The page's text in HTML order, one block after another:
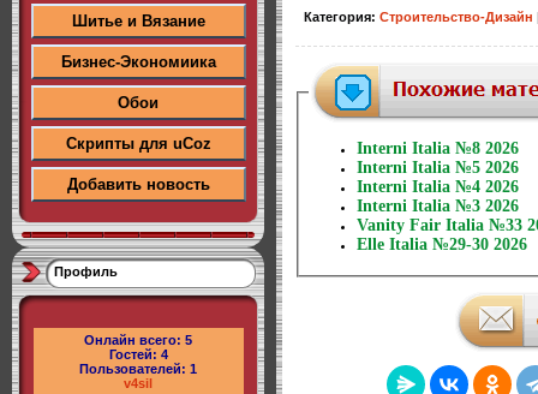
Шитье и Вязание
Бизнес-Экономиика
Обои
Скрипты для uCoz
Добавить новость
Профиль
Онлайн всего: 5
Гостей: 4
Пользователей: 1
v4sil
Категория: Строительство-Дизайн
Interni Italia №8 2026
Interni Italia №5 2026
Interni Italia №4 2026
Interni Italia №3 2026
Vanity Fair Italia №33
Elle Italia №29-30 2026